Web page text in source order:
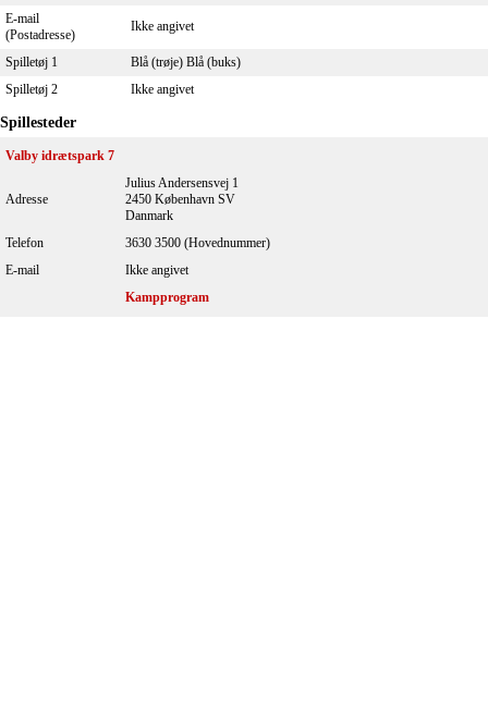
E-mail
(Postadresse)
Ikke angivet
Spilletøj 1
Blå (trøje) Blå (buks)
Spilletøj 2
Ikke angivet
Spillesteder
Valby idrætspark 7
Adresse
Julius Andersensvej 1
2450 København SV
Danmark
Telefon
3630 3500 (Hovednummer)
E-mail
Ikke angivet
Kampprogram